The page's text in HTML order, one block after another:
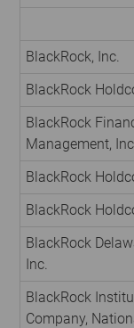
BlackRock, Inc.
BlackRock
BlackRock
Management, Inc.
BlackRock
BlackRock
BlackRock
Inc.
BlackRock
Company,